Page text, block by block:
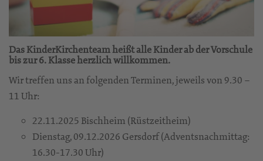
Das KinderKirchenteam heißt alle Kinder ab der Vorschule
bis zur 6. Klasse herzlich willkommen.
Wir treffen uns an folgenden Terminen, jeweils von 9.30 –
11 Uhr:
22.11.2025 Bischheim (Rüstzeitheim)
Dienstag, 09.12.2026 Gersdorf (Adventsnachmittag:
16.30-17.30 Uhr)